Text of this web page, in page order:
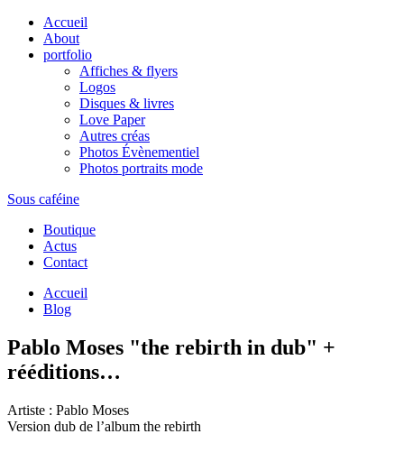
Accueil
About
portfolio
Affiches & flyers
Logos
Disques & livres
Love Paper
Autres créas
Photos Évènementiel
Photos portraits mode
Sous caféine
Boutique
Actus
Contact
Accueil
Blog
Pablo Moses "the rebirth in dub" +
rééditions…
Artiste : Pablo Moses
Version dub de l’album the rebirth